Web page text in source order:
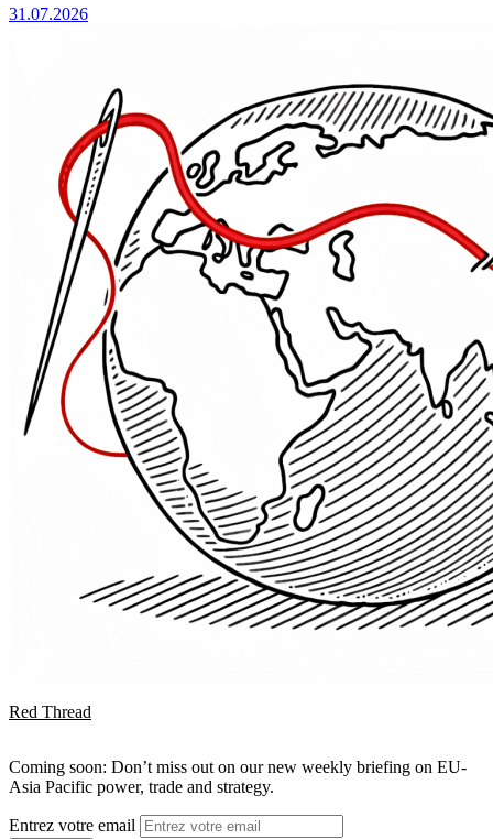
31.07.2026
Red Thread
Coming soon: Don’t miss out on our new weekly briefing on EU-
Asia Pacific power, trade and strategy.
Entrez votre email